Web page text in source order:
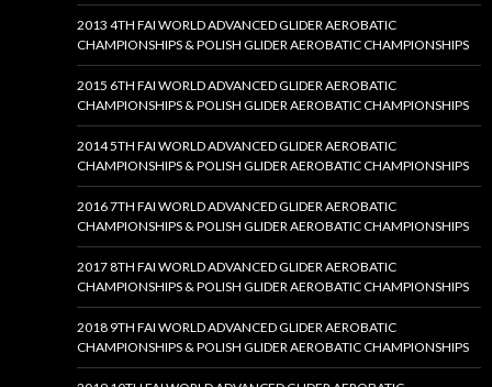
2013 4TH FAI WORLD ADVANCED GLIDER AEROBATIC
CHAMPIONSHIPS & POLISH GLIDER AEROBATIC CHAMPIONSHIPS
2015 6TH FAI WORLD ADVANCED GLIDER AEROBATIC
CHAMPIONSHIPS & POLISH GLIDER AEROBATIC CHAMPIONSHIPS
2014 5TH FAI WORLD ADVANCED GLIDER AEROBATIC
CHAMPIONSHIPS & POLISH GLIDER AEROBATIC CHAMPIONSHIPS
2016 7TH FAI WORLD ADVANCED GLIDER AEROBATIC
CHAMPIONSHIPS & POLISH GLIDER AEROBATIC CHAMPIONSHIPS
2017 8TH FAI WORLD ADVANCED GLIDER AEROBATIC
CHAMPIONSHIPS & POLISH GLIDER AEROBATIC CHAMPIONSHIPS
2018 9TH FAI WORLD ADVANCED GLIDER AEROBATIC
CHAMPIONSHIPS & POLISH GLIDER AEROBATIC CHAMPIONSHIPS